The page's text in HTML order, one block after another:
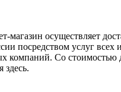
магазин осуществляет
посредством услуг всех
компаний. Со стоимостью
здесь.